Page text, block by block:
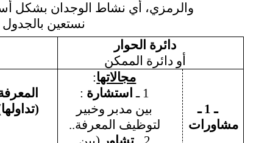
والرمزي، أي نشاط الوجدان بشكل
نستعين بالجدول
دائرة الحوار
أو دائرة الممكن
ـ 1 ـ
مشاورات
مجالاتها:
1 ـ
استشارة :
بين مدبر وخبير
لتوظيف المعرفة..